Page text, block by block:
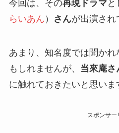
今回は、その再現ドラマ と
らいあん ） さんが出演され
あまり、知名度では聞か
もしれませんが、 当來庵さ
に触れておきたいと思いま
スポンサー